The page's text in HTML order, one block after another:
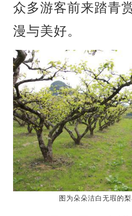
众多游客前来踏青
漫与美好。
图为朵朵洁白无瑕的